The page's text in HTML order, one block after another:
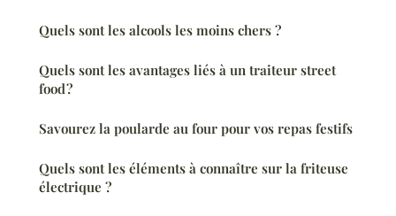
Quels sont les alcools les moins chers ?
Quels sont les avantages liés à un traiteur street
food ?
Savourez la poularde au four pour vos repas festifs
Quels sont les éléments à connaître sur la friteuse
électrique ?